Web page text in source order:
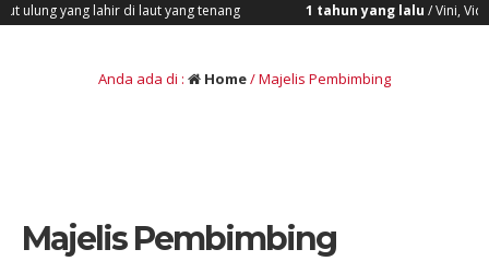
lahir di laut yang tenang 1 tahun yang lalu/ Vini, Vidi, Vici “Kami
Anda ada di : Home/Majelis Pembimbing
Majelis Pembimbing